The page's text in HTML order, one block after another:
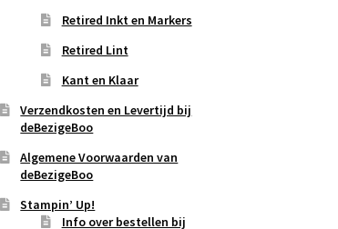
Retired Inkt en Markers
Retired Lint
Kant en Klaar
Verzendkosten en Levertijd bij
deBezigeBoo
Algemene Voorwaarden van
deBezigeBoo
Stampin’ Up!
Info over bestellen bij